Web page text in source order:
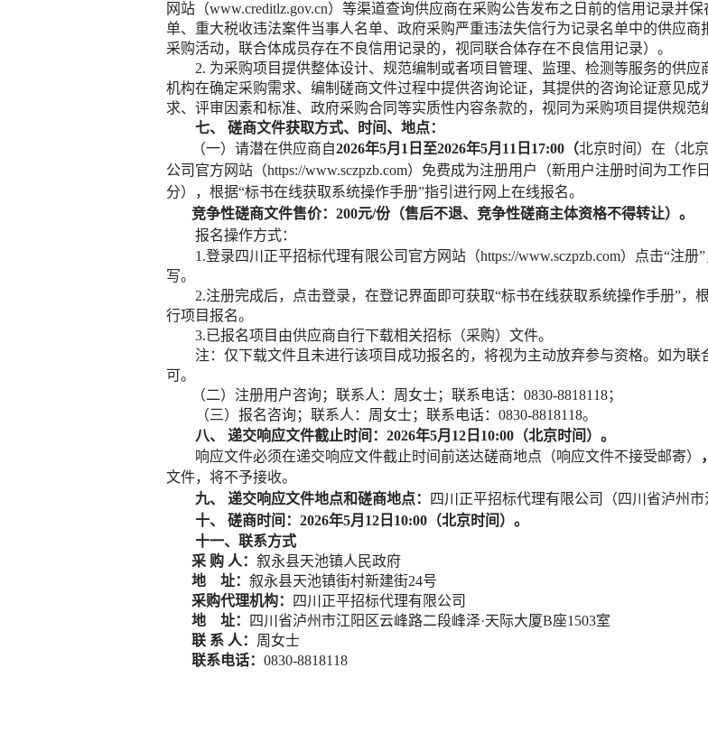
网站（www.creditlz.gov.cn）等渠道查询供应商在采购公告发布之日前的信用记录并
单、重大税收违法案件当事人名单、政府采购严重违法失信行为记录名单中的供应
采购活动，联合体成员存在不良信用记录的，视同联合体存在不良信用记录）。
2. 为采购项目提供整体设计、规范编制或者项目管理、监理、检测等服务的供
机构在确定采购需求、编制磋商文件过程中提供咨询论证，其提供的咨询论证意见
求、评审因素和标准、政府采购合同等实质性内容条款的，视同为采购项目提供规范
七、
磋商文件获取方式、时间、地点：
（一） 请潜在供应商自2026年5月 1 日至2026年5月 11 日 17:00 （北京时间） 在（北
公司 官方网站（https://www.sczpzb.com）免费成为注册用户（新用户注册时间为工作
分），根据“标书在线获取系统操作手册”指引进行网上在线报名。
竞争性磋商文件售价： 200元/份（售后不退、竞争性磋商主体资格不得转让）。
报名操作方式：
1.登录四川正平招标代理有限公司官方网站（https://www.sczpzb.com）点击“注册
写。
2.注册完成后，点击登录，在登记界面即可获取“标书在线获取系统操作手册”，
行项目报名。
3.已报名项目由供应商自行下载相关招标（采购）文件。
注：仅下载文件且未进行该项目成功报名的，将视为主动放弃参与资格。如为
可。
（二）注册用户咨询；联系人：周女士；联系电话： 0830-8818118；
（三）报名咨询；联系人：周女士；联系电话： 0830-8818118。
八、
递交响应文件截止时间： 2026年5月 12 日 10:00 （北京时间）。
响应文件必须在递交响应文件截止时间前送达磋商地点（响应文件不接受邮寄）
，
文件，将不予接收。
九、
递交响应文件地点和磋商地点： 四川正平招标代理有限公司（四川省泸州
十、
磋商时间： 2026年5月 12 日 10:00 （北京时间） 。
十一、联系方式
采 购 人： 叙永县天池镇人民政府
地
址： 叙永县天池镇街村新建街24号
采购代理机构：
四川正平招标代理有限公司
地
址： 四川省泸州市江阳区云峰路二段峰泽·天际大厦B座1503室
联 系 人： 周女士
联系电话： 0830-8818118